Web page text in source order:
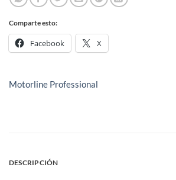
Comparte esto:
Facebook X
Motorline Professional
DESCRIPCIÓN